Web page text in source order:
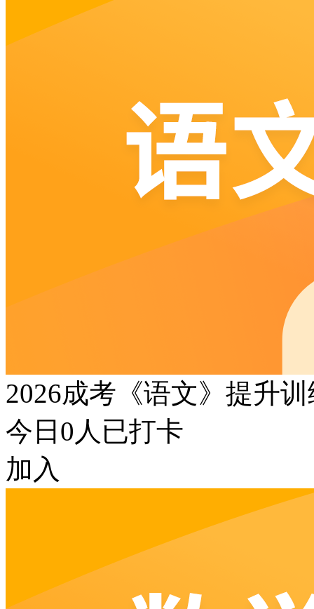
2026成考《语文》提升
今日 0 人已打卡
加入